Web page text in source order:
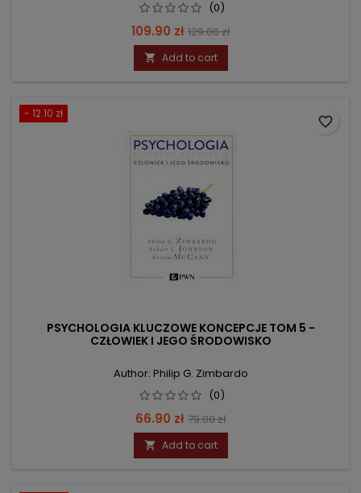
(0)
Price
109.90 zł Regular
price
129.00 zł
 Add to cart
- 12.10 zł
PSYCHOLOGIA KLUCZOWE KONCEPCJE TOM 5 -
CZŁOWIEK I JEGO ŚRODOWISKO
Author: Philip G. Zimbardo
(0)
Price
66.90 zł Regular
price
79.00 zł
 Add to cart
favorite_border